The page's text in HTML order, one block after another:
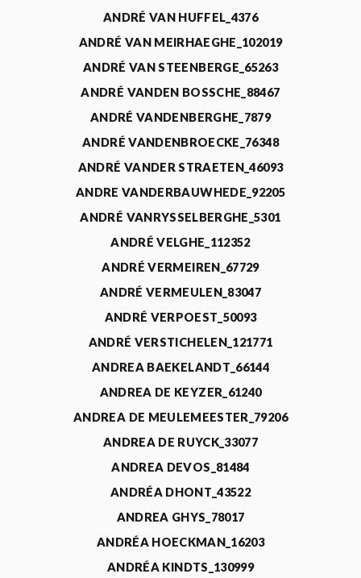
ANDRÉ VAN HUFFEL_4376
ANDRÉ VAN MEIRHAEGHE_102019
ANDRÉ VAN STEENBERGE_65263
ANDRÉ VANDEN BOSSCHE_88467
ANDRÉ VANDENBERGHE_7879
ANDRÉ VANDENBROECKE_76348
ANDRÉ VANDER STRAETEN_46093
ANDRE VANDERBAUWHEDE_92205
ANDRÉ VANRYSSELBERGHE_5301
ANDRÉ VELGHE_112352
ANDRÉ VERMEIREN_67729
ANDRÉ VERMEULEN_83047
ANDRÉ VERPOEST_50093
ANDRÉ VERSTICHELEN_121771
ANDREA BAEKELANDT_66144
ANDREA DE KEYZER_61240
ANDREA DE MEULEMEESTER_79206
ANDREA DE RUYCK_33077
ANDREA DEVOS_81484
ANDRÉA DHONT_43522
ANDREA GHYS_78017
ANDRÉA HOECKMAN_16203
ANDRÉA KINDTS_130999